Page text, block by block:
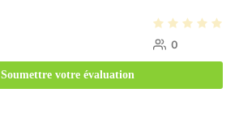
0
Soumettre votre évaluation